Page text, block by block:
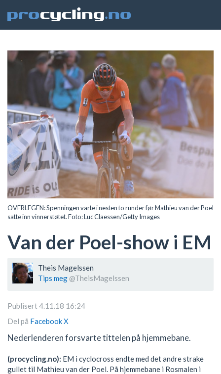
OVERLEGEN: Spenningen varte i nesten to runder før Mathieu van der Poel
satte inn vinnerstøtet. Foto: Luc Claessen/Getty Images
Van der Poel-show i EM
Theis Magelssen
Tips meg @TheisMagelssen
Publisert 4.11.18 16:24
Del på FacebookX
Nederlenderen forsvarte tittelen på hjemmebane.
(procycling.no): EM i cyclocross endte med det andre strake
gullet til Mathieu van der Poel. På hjemmebane i Rosmalen i